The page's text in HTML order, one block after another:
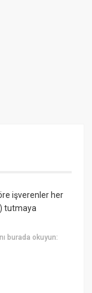
işverenler her
tutmaya
burada okuyun: